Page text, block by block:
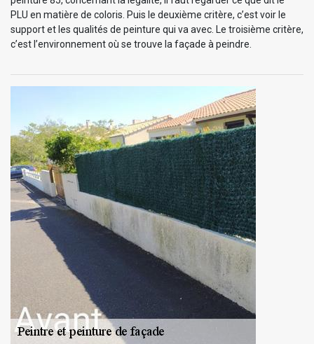
PLU en matière de coloris. Puis le deuxième critère, c’est voir le
support et les qualités de peinture qui va avec. Le troisième critère,
c’est l’environnement où se trouve la façade à peindre.